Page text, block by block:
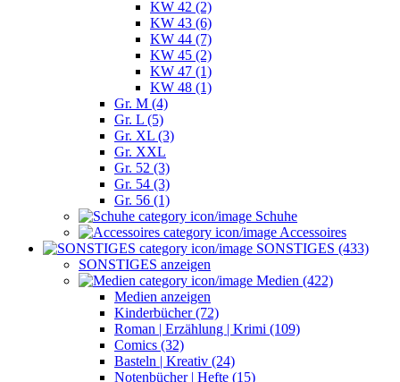
KW 42 (2)
KW 43 (6)
KW 44 (7)
KW 45 (2)
KW 47 (1)
KW 48 (1)
Gr. M (4)
Gr. L (5)
Gr. XL (3)
Gr. XXL
Gr. 52 (3)
Gr. 54 (3)
Gr. 56 (1)
Schuhe
Accessoires
SONSTIGES (433)
SONSTIGES anzeigen
Medien (422)
Medien anzeigen
Kinderbücher (72)
Roman | Erzählung | Krimi (109)
Comics (32)
Basteln | Kreativ (24)
Notenbücher | Hefte (15)